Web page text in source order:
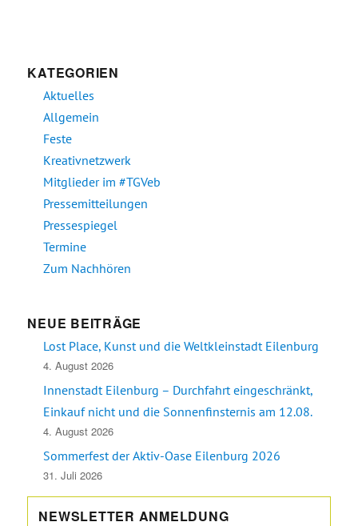
KATEGORIEN
Aktuelles
Allgemein
Feste
Kreativnetzwerk
Mitglieder im #TGVeb
Pressemitteilungen
Pressespiegel
Termine
Zum Nachhören
NEUE BEITRÄGE
Lost Place, Kunst und die Weltkleinstadt Eilenburg
4. August 2026
Innenstadt Eilenburg – Durchfahrt eingeschränkt,
Einkauf nicht und die Sonnenfinsternis am 12.08.
4. August 2026
Sommerfest der Aktiv-Oase Eilenburg 2026
31. Juli 2026
NEWSLETTER ANMELDUNG